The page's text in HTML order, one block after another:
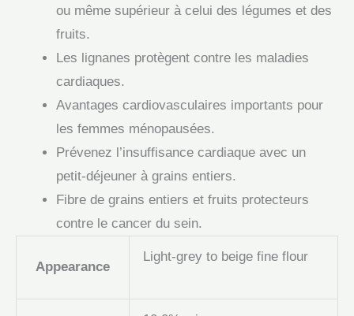
ou même supérieur à celui des légumes et des
fruits.
Les lignanes protègent contre les maladies
cardiaques.
Avantages cardiovasculaires importants pour
les femmes ménopausées.
Prévenez l’insuffisance cardiaque avec un
petit-déjeuner à grains entiers.
Fibre de grains entiers et fruits protecteurs
contre le cancer du sein.
Appearance
Light-grey to beige fine flour